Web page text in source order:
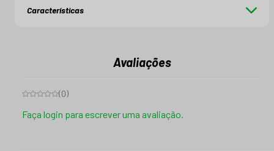
Características
Avaliações
(0)
Faça login para escrever uma avaliação.